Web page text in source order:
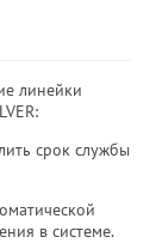
линейки
срок службы
в системе.